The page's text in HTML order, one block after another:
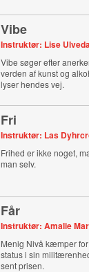
Vibe
Instruktør: Lise
Vibe søger efter
verden af kunst og
lyser hendes vej.
Fri
Instruktør: Las
Frihed er ikke noget,
man selv.
Får
Instruktør: Amalie
Menig Nivå kæmper
status i sin
sent prisen.